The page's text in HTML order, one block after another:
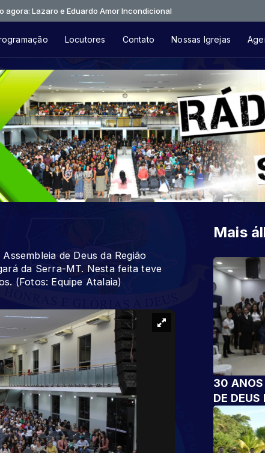
e Eduardo Amor Incondicional
Locutores Contato Nossas Igrejas
de Deus da Região
da Serra-MT. Nesta feita teve
(Fotos: Equipe Atalaia)
Mais
30 ANOS
DE